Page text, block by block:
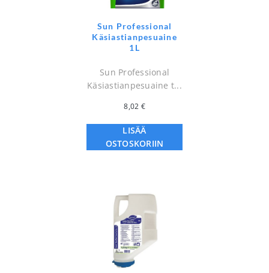
Sun Professional
Käsiastianpesuaine
1L
Sun Professional
Käsiastianpesuaine t...
8,02 €
LISÄÄ
OSTOSKORIIN